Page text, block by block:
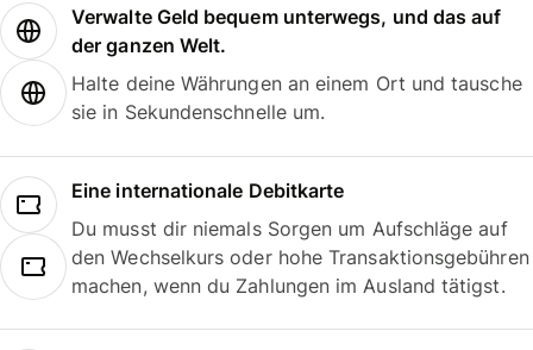
Verwalte Geld bequem unterwegs, und das auf
der ganzen Welt.
Halte deine Währungen an einem Ort und tausche
sie in Sekundenschnelle um.
Eine internationale Debitkarte
Du musst dir niemals Sorgen um Aufschläge auf
den Wechselkurs oder hohe Transaktionsgebühren
machen, wenn du Zahlungen im Ausland tätigst.